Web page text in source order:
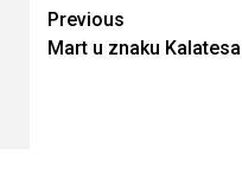
Continue
Reading
Previous
Mart u znaku Kalatesa